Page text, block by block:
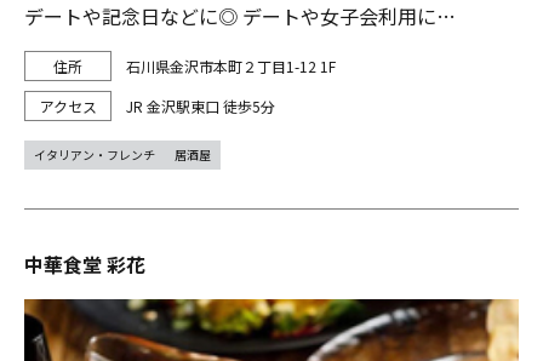
デートや記念日などに◎ デートや女子会利用に…
石川県金沢市本町２丁目1-12 1F
JR 金沢駅東口 徒歩5分
イタリアン・フレンチ 居酒屋
中華食堂 彩花